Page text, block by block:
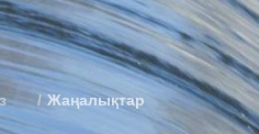
Жаңалықтар